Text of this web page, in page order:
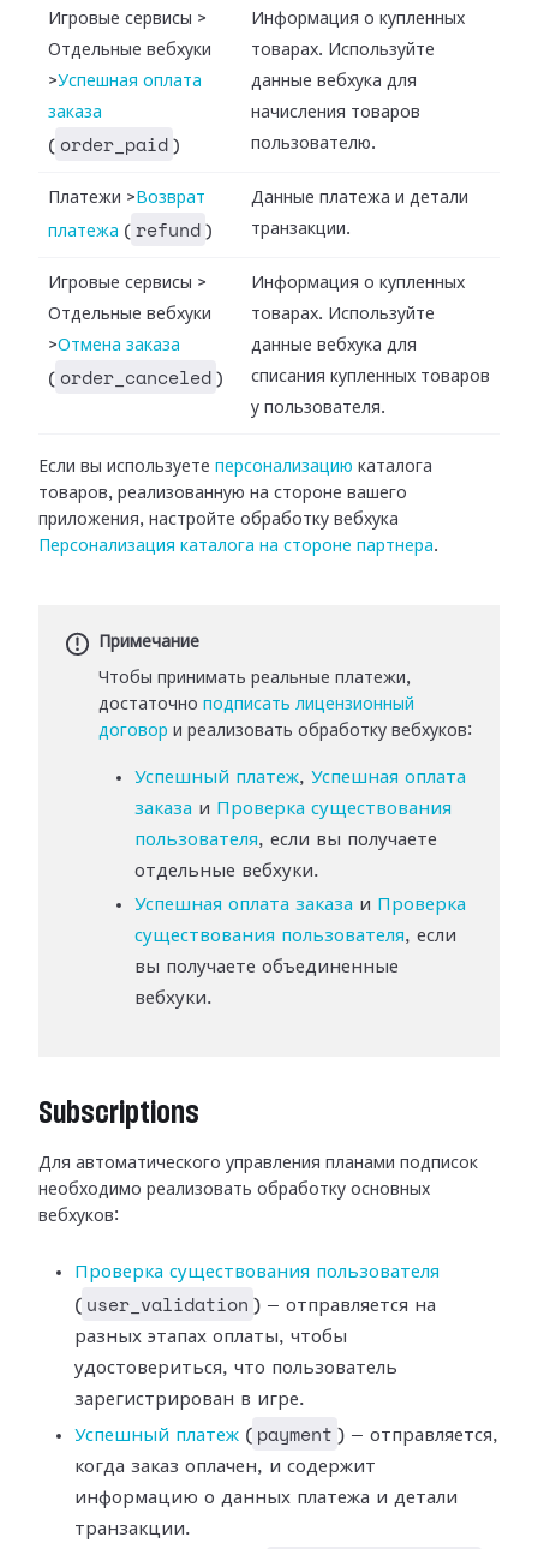
Игровые сервисы >
Отдельные вебхуки
>Успешная оплата
заказа
( order_paid )
Информация о купленных
товарах. Используйте
данные вебхука для
начисления товаров
пользователю.
Платежи > Возврат
платежа ( refund )
Данные платежа и детали
транзакции.
Игровые сервисы >
Отдельные вебхуки
>Отмена заказа
( order_canceled )
Информация о купленных
товарах. Используйте
данные вебхука для
списания купленных товаров
у пользователя.
Если вы используете персонализацию каталога
товаров, реализованную на стороне вашего
приложения, настройте обработку вебхука
Персонализация каталога на стороне партнера.
Примечание
Чтобы принимать реальные платежи,
достаточно подписать лицензионный
договор и реализовать обработку вебхуков:
Успешный платеж, Успешная оплата
заказа и Проверка существования
пользователя, если вы получаете
отдельные вебхуки.
Успешная оплата заказа и Проверка
существования пользователя, если
вы получаете объединенные
вебхуки.
Subscriptions
Для автоматического управления планами подписок
необходимо реализовать обработку основных
вебхуков:
Проверка существования пользователя
( user_validation ) — отправляется на
разных этапах оплаты, чтобы
удостовериться, что пользователь
зарегистрирован в игре.
Успешный платеж ( payment ) — отправляется,
когда заказ оплачен, и содержит
информацию о данных платежа и детали
транзакции.